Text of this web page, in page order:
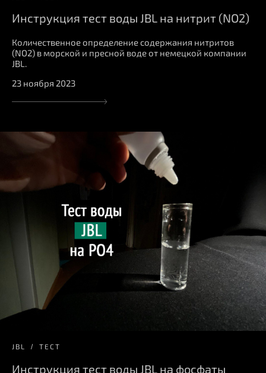
Инструкция тест воды JBL на нитрит (NO2)
Количественное определение содержания нитритов
(NO2) в морской и пресной воде от немецкой компании
JBL.
23 ноября 2023
JBL ТЕСТ
Инструкция тест воды JBL на фосфаты